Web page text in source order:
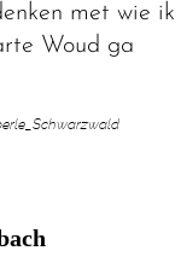
met wie ik
Woud ga